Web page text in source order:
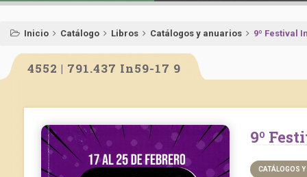
Inicio Catálogo Libros Catálogos y anuarios 9º Festival
4552 | 791.437 In59-17 9
9º
CATÁLOGOS